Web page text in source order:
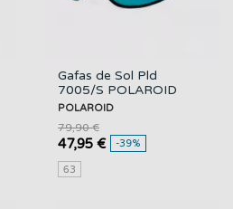
Gafas de Sol Pld
7005/S POLAROID
POLAROID
47,95 €
79,90 €
-39%
63